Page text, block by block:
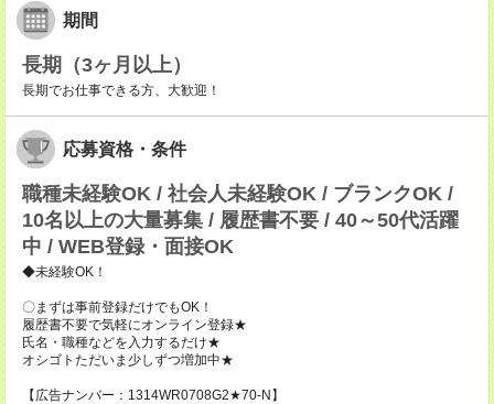
期間
長期（3ヶ月以上）
長期でお仕事できる方、大歓迎！
応募資格・条件
職種未経験OK / 社会人未経験OK / ブランクOK /
10名以上の大量募集 / 履歴書不要 / 40～50代活躍
中 / WEB登録・面接OK
◆未経験OK！
〇まずは事前登録だけでもOK！
履歴書不要で気軽にオンライン登録★
氏名・職種などを入力するだけ★
オシゴトただいま少しずつ増加中★
【広告ナンバー：1314WR0708G2★70-N】